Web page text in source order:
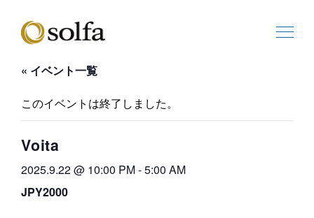
« イベント一覧
このイベントは終了しました。
Voita
2025.9.22 @ 10:00 PM-5:00 AM
JPY2000